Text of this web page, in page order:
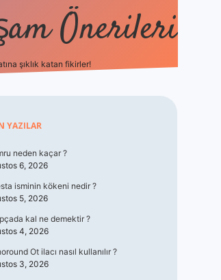
Önerileri
şıklık katan fikirler!
YAZILAR
neden kaçar ?
6, 2026
isminin kökeni nedir ?
5, 2026
kal ne demektir ?
4, 2026
Ot ilacı nasıl kullanılır ?
3, 2026